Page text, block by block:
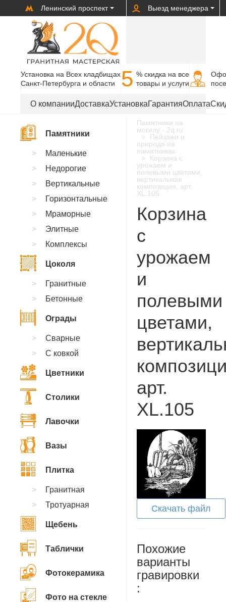
Ленинский проспект Выезд менеджера
Установка на Всех кладбищах
Санкт-Петербурга и области
5 % cкидка на все
товары и услуги
О компанииДоставкаУстановкаГарантияОплата
Памятники на
могилу - 2q.ru
Пейзажи и
природа на
памятниках
Корзина с
урожаем и
полевыми цветами,
вертикальная
композиция, арт.
XL.105
Корзина
с
урожаем
и
полевыми
цветами,
арт.
XL.105
Скачать файл
Похожие
варианты
гравировки
:
Памятники
Маленькие
Недорогие
Вертикальные
Горизонтальные
Мраморные
Элитные
Комплексы
Цоколя
Гранитные
Бетонные
Ограды
Сварные
С ковкой
Цветники
Столики
Лавочки
Вазы
Плитка
Гранитная
Тротуарная
Щебень
Таблички
Фотокерамика
Фото на стекле